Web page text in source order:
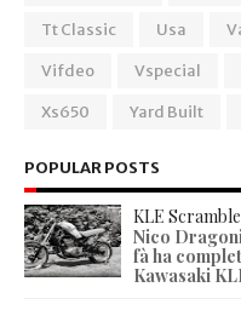
Tt Classic
Usa
Vifdeo
Vspecial
Xs650
Yard Built
POPULAR POSTS
KLE
Nico
fà ha
Kawasaki